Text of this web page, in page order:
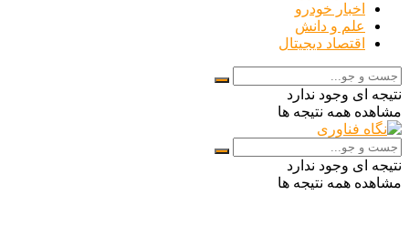
اخبار خودرو
علم و دانش
اقتصاد دیجیتال
نتیجه ای وجود ندارد
مشاهده همه نتیجه ها
نتیجه ای وجود ندارد
مشاهده همه نتیجه ها